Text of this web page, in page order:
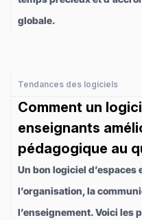
globale.
Tendances des logiciels
Comment un
enseignants
pédagogique au
Un bon logiciel
l’organisation, la
l’enseignement. Voici les